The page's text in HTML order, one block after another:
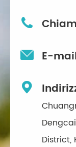

 E-

District,